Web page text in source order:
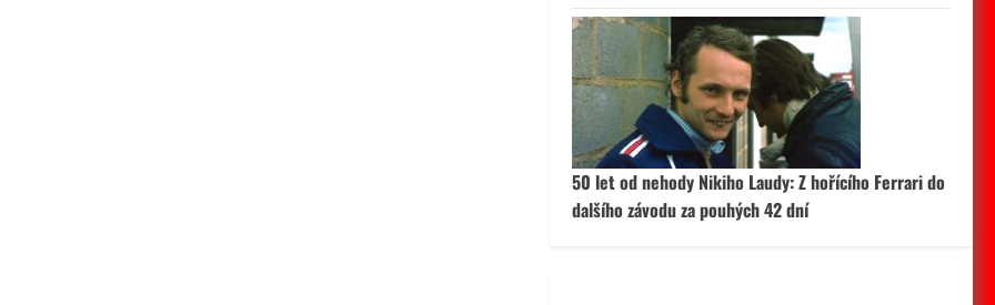
50 let od nehody Nikiho Laudy: Z hořícího Ferrari do
dalšího závodu za pouhých 42 dní